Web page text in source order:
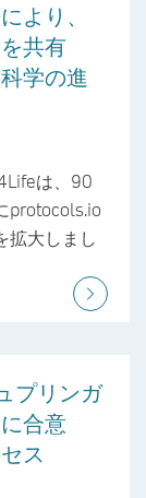
より、
共有
学の進
は、90
protocols.io
拡大しまし
プリンガ
合意
ス